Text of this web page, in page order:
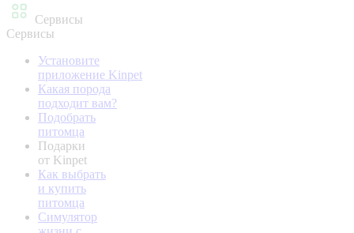
Сервисы
Сервисы
Установите
приложение Kinpet
Какая порода
подходит вам?
Подобрать
питомца
Подарки
от Kinpet
Как выбрать
и купить
питомца
Симулятор